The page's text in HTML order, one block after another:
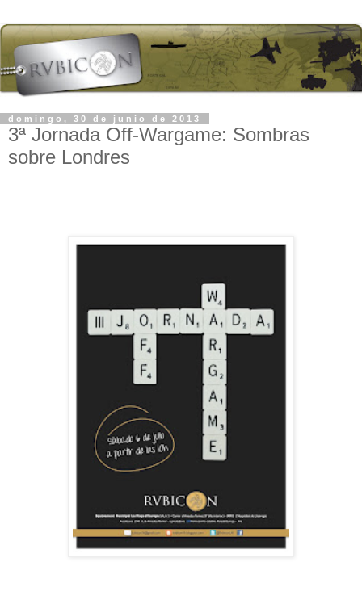
domingo, 30 de junio de 2013
3ª Jornada Off-Wargame: Sombras
sobre Londres